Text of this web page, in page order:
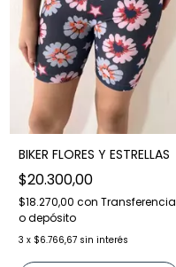
BIKER FLORES Y ESTRELLAS
$20.300,00
$18.270,00 con Transferencia
o depósito
3 x $6.766,67 sin interés